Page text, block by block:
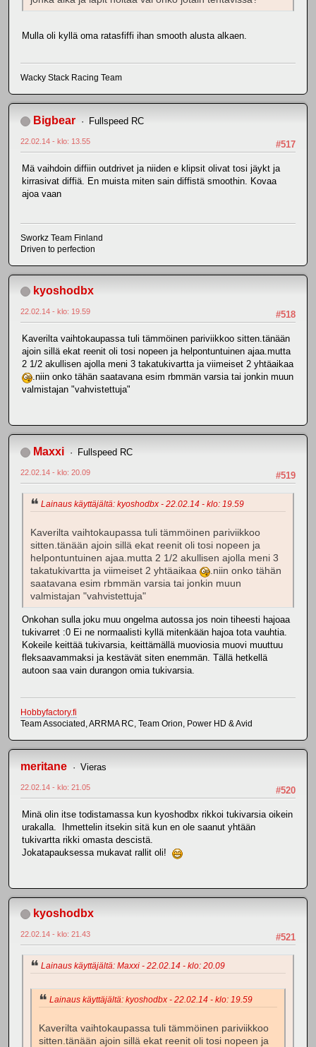
Mulla oli kyllä oma ratasfiffi ihan smooth alusta alkaen.
Wacky Stack Racing Team
Bigbear Fullspeed RC
#517
22.02.14 - klo: 13.55
Mä vaihdoin diffiin outdrivet ja niiden e klipsit olivat tosi jäykt ja
kirrasivat diffiä. En muista miten sain diffistä smoothin. Kovaa
ajoa vaan
Sworkz Team Finland
Driven to perfection
kyoshodbx
#518
22.02.14 - klo: 19.59
Kaverilta vaihtokaupassa tuli tämmöinen pariviikkoo sitten.tänään
ajoin sillä ekat reenit oli tosi nopeen ja helpontuntuinen ajaa.mutta
2 1/2 akullisen ajolla meni 3 takatukivartta ja viimeiset 2 yhtäaikaa
.niin onko tähän saatavana esim rbmmän varsia tai jonkin muun
valmistajan "vahvistettuja"
Maxxi Fullspeed RC
#519
22.02.14 - klo: 20.09
Lainaus käyttäjältä: kyoshodbx - 22.02.14 - klo: 19.59
Kaverilta vaihtokaupassa tuli tämmöinen pariviikkoo
sitten.tänään ajoin sillä ekat reenit oli tosi nopeen ja
helpontuntuinen ajaa.mutta 2 1/2 akullisen ajolla meni 3
takatukivartta ja viimeiset 2 yhtäaikaa
.niin onko tähän
saatavana esim rbmmän varsia tai jonkin muun
valmistajan "vahvistettuja"
Onkohan sulla joku muu ongelma autossa jos noin tiheesti hajoaa
tukivarret :0 Ei ne normaalisti kyllä mitenkään hajoa tota vauhtia.
Kokeile keittää tukivarsia, keittämällä muoviosia muovi muuttuu
fleksaavammaksi ja kestävät siten enemmän. Tällä hetkellä
autoon saa vain durangon omia tukivarsia.
Hobbyfactory.fi
Team Associated, ARRMA RC, Team Orion, Power HD & Avid
meritane Vieras
#520
22.02.14 - klo: 21.05
Minä olin itse todistamassa kun kyoshodbx rikkoi tukivarsia oikein
urakalla. Ihmettelin itsekin sitä kun en ole saanut yhtään
tukivartta rikki omasta descistä.
Jokatapauksessa mukavat rallit oli!
kyoshodbx
#521
22.02.14 - klo: 21.43
Lainaus käyttäjältä: Maxxi - 22.02.14 - klo: 20.09
Lainaus käyttäjältä: kyoshodbx - 22.02.14 - klo: 19.59
Kaverilta vaihtokaupassa tuli tämmöinen pariviikkoo
sitten.tänään ajoin sillä ekat reenit oli tosi nopeen ja